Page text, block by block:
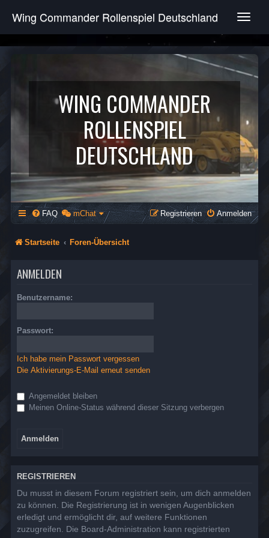
T
g
e
v
g
a
t
i
o
n
Wing Commander Rollenspiel Deutschland
WING COMMANDER
ROLLENSPIEL
DEUTSCHLAND
FAQ mChat Anmelden
Registrieren
Startseite Foren-Übersicht
ANMELDEN
Benutzername:
Passwort:
Ich habe mein Passwort vergessen
Die Aktivierungs-E-Mail erneut senden
Angemeldet bleiben
Meinen Online-Status während dieser Sitzung verbergen
REGISTRIEREN
Du musst in diesem Forum registriert sein, um dich anmelden
zu können. Die Registrierung ist in wenigen Augenblicken
erledigt und ermöglicht dir, auf weitere Funktionen
zuzugreifen. Die Board-Administration kann registrierten